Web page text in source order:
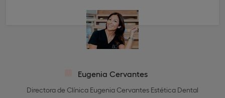
Eugenia Cervantes
Directora de Clínica Eugenia Cervantes Estética Dental